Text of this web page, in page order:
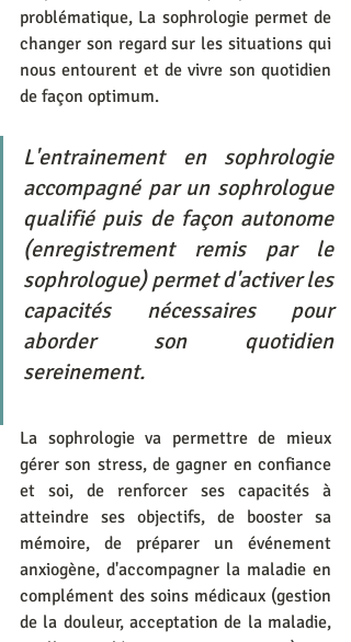
problématique, La sophrologie permet de
changer son regard sur les situations qui
nous entourent et de vivre son quotidien
de façon optimum.
L'entrainement en sophrologie
accompagné par un sophrologue
qualifié puis de façon autonome
(enregistrement remis par le
sophrologue) permet d'activer les
capacités nécessaires pour
aborder son quotidien
sereinement.
La sophrologie va permettre de mieux
gérer son stress, de gagner en confiance
et soi, de renforcer ses capacités à
atteindre ses objectifs, de booster sa
mémoire, de préparer un événement
anxiogène, d'accompagner la maladie en
complément des soins médicaux (gestion
de la douleur, acceptation de la maladie,